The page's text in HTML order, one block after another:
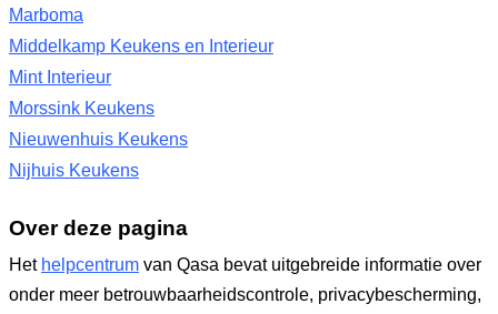
Marboma
Middelkamp Keukens en Interieur
Mint Interieur
Morssink Keukens
Nieuwenhuis Keukens
Nijhuis Keukens
Over deze pagina
Het helpcentrum van Qasa bevat uitgebreide informatie over
onder meer betrouwbaarheidscontrole, privacybescherming,